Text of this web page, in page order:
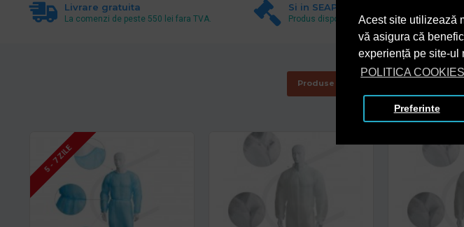
Acest site utilizează
vă asigura că
experiență pe site-ul
POLITICA COOKIES
Preferinte
Livrare gratuita
La comenzi de peste 550 lei fara TVA.
Si in SEAP
Produs disponibil si pe www.e-licitatie.ro
Produse Asemanatoare
5 - 7 ZILE